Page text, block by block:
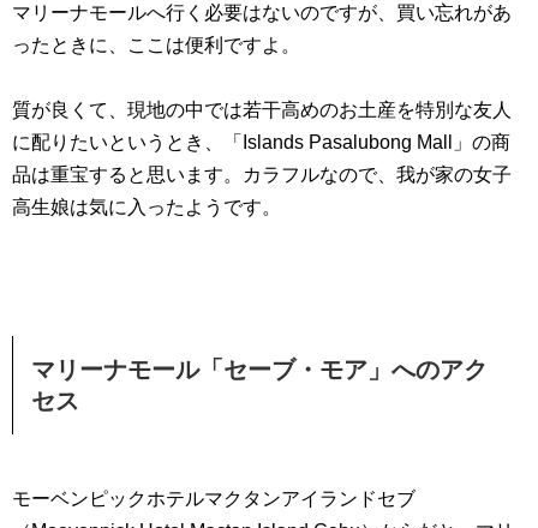
マリーナモールへ行く必要はないのですが、買い忘れがあ
ったときに、ここは便利ですよ。
質が良くて、現地の中では若干高めのお土産を特別な友人
に配りたいというとき、「Islands Pasalubong Mall」の商
品は重宝すると思います。カラフルなので、我が家の女子
高生娘は気に入ったようです。
マリーナモール「セーブ・モア」へのアク
セス
モーベンピックホテルマクタンアイランドセブ